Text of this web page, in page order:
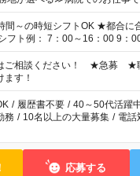
短シフトOK ★都合に合わせてシフトが決めら
フト例： 7：00～16：00 9：
20：00 など ※Wワークの場合、他のお仕事と
40時間超の就業はご案内でき
以上勤務は社会保険への加入
日雇い派遣の原則禁止）によ
内が難しい場合があります
ご相談ください！ ★急募 ★
ます！
/ 履歴書不要 / 40～50代活躍
務 / 10名以上の大量募集 / 電話
応募する